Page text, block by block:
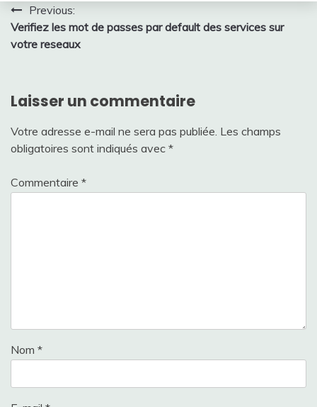
Navigation
de
Previous:
Verifiez les mot de passes par default des services sur
votre reseaux
Laisser un commentaire
Votre adresse e-mail ne sera pas publiée. Les champs
obligatoires sont indiqués avec *
Commentaire *
Nom *